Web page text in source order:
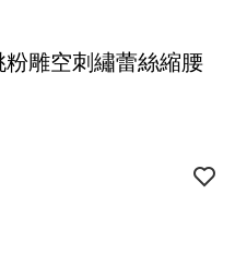
粉雕空刺繡蕾絲縮腰